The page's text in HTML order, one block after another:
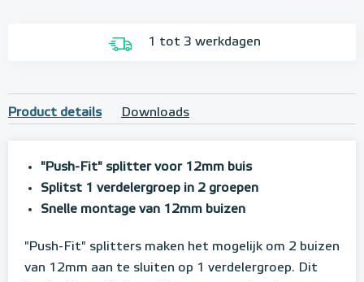
1 tot 3 werkdagen
Product details Downloads
"Push-Fit" splitter voor 12mm buis
Splitst 1 verdelergroep in 2 groepen
Snelle montage van 12mm buizen
"Push-Fit" splitters maken het mogelijk om 2 buizen
van 12mm aan te sluiten op 1 verdelergroep. Dit